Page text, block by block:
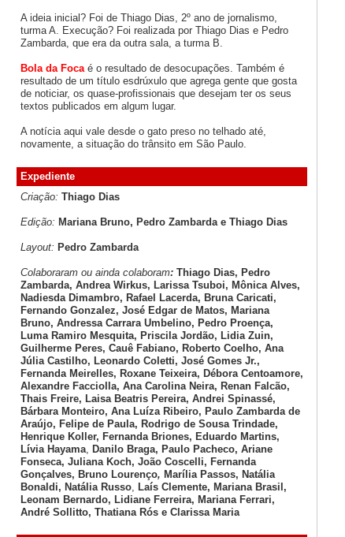
A ideia inicial? Foi de Thiago Dias, 2º ano de jornalismo,
turma A. Execução? Foi realizada por Thiago Dias e Pedro
Zambarda, que era da outra sala, a turma B.
Bola da Focaé o resultado de desocupações. Também é
resultado de um título esdrúxulo que agrega gente que gosta
de noticiar, os quase-profissionais que desejam ter os seus
textos publicados em algum lugar.
A notícia aqui vale desde o gato preso no telhado até,
novamente, a situação do trânsito em São Paulo.
Expediente
Criação: Thiago Dias
Edição: Mariana Bruno, Pedro Zambarda e Thiago Dias
Layout: Pedro Zambarda
Colaboraram ou ainda colaboram: Thiago Dias, Pedro
Zambarda, Andrea Wirkus, Larissa Tsuboi, Mônica Alves,
Nadiesda Dimambro, Rafael Lacerda, Bruna Caricati,
Fernando Gonzalez, José Edgar de Matos, Mariana
Bruno, Andressa Carrara Umbelino, Pedro Proença,
Luma Ramiro Mesquita, Priscila Jordão, Lidia Zuin,
Guilherme Peres, Cauê Fabiano, Roberto Coelho, Ana
Júlia Castilho, Leonardo Coletti, José Gomes Jr.,
Fernanda Meirelles, Roxane Teixeira, Débora Centoamore,
Alexandre Facciolla, Ana Carolina Neira, Renan Falcão,
Thais Freire, Laisa Beatris Pereira, Andrei Spinassé,
Bárbara Monteiro, Ana Luíza Ribeiro, Paulo Zambarda de
Araújo, Felipe de Paula, Rodrigo de Sousa Trindade,
Henrique Koller, Fernanda Briones, Eduardo Martins,
Lívia Hayama, Danilo Braga, Paulo Pacheco, Ariane
Fonseca, Juliana Koch, João Coscelli, Fernanda
Gonçalves, Bruno Lourenço, Marília Passos, Natália
Bonaldi, Natália Russo, Laís Clemente, Mariana Brasil,
Leonam Bernardo, Lidiane Ferreira, Mariana Ferrari,
André Sollitto, Thatiana Rós e Clarissa Maria